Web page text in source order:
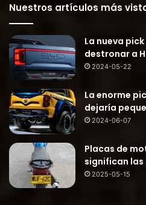
Nuestros artículos más
La nueva
destronar a
2024-05-22
La enorme
dejaría
2024-06-07
Placas de
significan las
2025-05-15